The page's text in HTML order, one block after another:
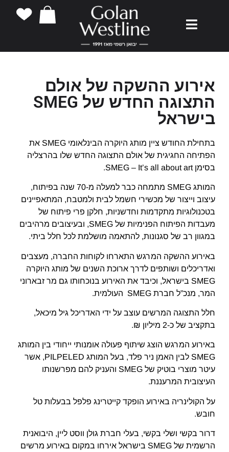
אירוע ההשקה של אולם
התצוגה החדש של SMEG
בישראל
בתחילת החודש ציין מותג היוקרה הבינלאומי SMEG את
הפתיחה החגיגית של אולם התצוגה החדש שלו בהרצליה
בסימן SMEG – It’s all about art.
המותג SMEG מתמחה כבר למעלה מ-70 שנה בפיתוח,
עיצוב וייצור של מכשירי חשמל לבית ולמטבח, המתאפיינים
בטכנולוגיות מתקדמות וחדשניות, חלקן פרי פיתוח של
מעבדות הפיתוח הפנימיות של SMEG, ובעיצובים מרהיבים
במגוון רב של סגנונות, להתאמה מושלמת לכל חלל ביתי.
באירוע ההשקה המרגש התארחו לקוחות החברה, מעצבים
ואדריכלים ושותפים לדרך ארוכת השנים של מותג היוקרה
SMEG בישראל, וכיבד את האירוע בנוכחותו גם מר זבארוני
המר, מנכ”ל חברת SMEG העולמית.
חלל התצוגה המרשים עוצב על ידי האדריכל גיל מיכאל,
בתקציב של כ-2 מיליון ₪.
באירוע המרגש הוצג שיתוף פעולה אומנותי ייחודי בין המותג
SMEG לבין האמן ניר פלד, בעל המותג PILPELED, אשר
עיטר מוצרי בוטיק של SMEG והעניק להם מפרשנותו
העיצובית המרעננת.
על הקולינריה באירוע הופקד קייטרינג פלפל בבעלות טל
חובש.
דרור בקשי ושלי בקשי, בעלי חברת גולן ווסט ליין, היבואנית
הרשמית של SMEG בישראל אירחו במקום באירוע מרשים